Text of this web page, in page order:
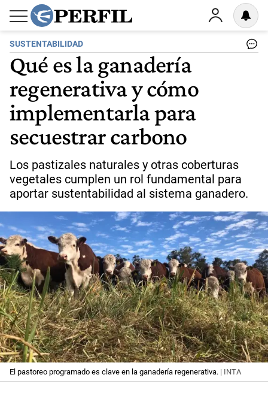
SUSTENTABILIDAD
Qué es la ganadería
regenerativa y cómo
implementarla para
secuestrar carbono
Los pastizales naturales y otras coberturas
vegetales cumplen un rol fundamental para
aportar sustentabilidad al sistema ganadero.
El pastoreo programado es clave en la ganadería regenerativa. | INTA